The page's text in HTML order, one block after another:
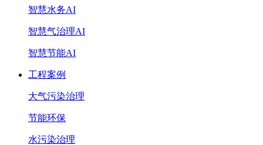
智慧水务AI
智慧气治理AI
智慧节能AI
工程案例
大气污染治理
节能环保
水污染治理